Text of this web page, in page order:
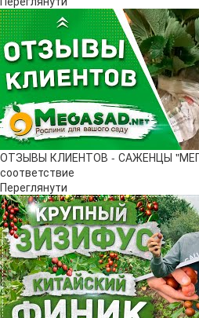
ОТЗЫВЫ КЛИЕНТОВ - САЖЕНЦЫ
соответствие
Переглянути